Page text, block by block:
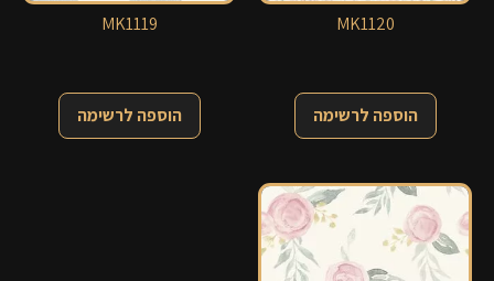
MK1120
הוספה לרשימה
MK1119
הוספה לרשימה